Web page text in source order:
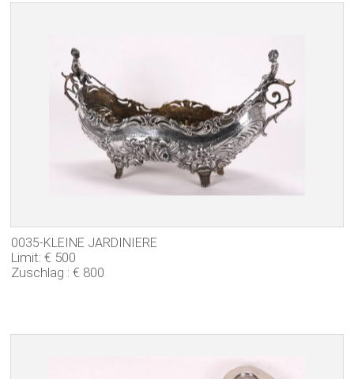
0035-KLEINE JARDINIERE
Limit: € 500
Zuschlag : € 800